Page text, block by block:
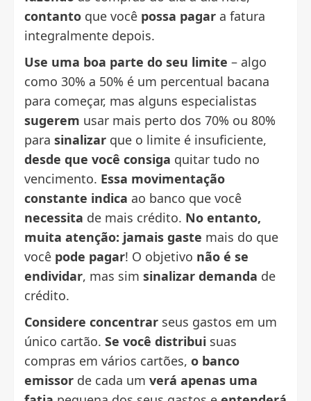
contanto que você possa pagar a fatura
integralmente depois.
Use uma boa parte do seu limite – algo
como 30% a 50% é um percentual bacana
para começar, mas alguns especialistas
sugerem usar mais perto dos 70% ou 80%
para sinalizar que o limite é insuficiente,
desde que você consiga quitar tudo no
vencimento. Essa movimentação
constante indica ao banco que você
necessita de mais crédito. No entanto,
muita atenção: jamais gaste mais do que
você pode pagar! O objetivo não é se
endividar, mas sim sinalizar demanda de
crédito.
Considere concentrar seus gastos em um
único cartão. Se você distribui suas
compras em vários cartões, o banco
emissor de cada um verá apenas uma